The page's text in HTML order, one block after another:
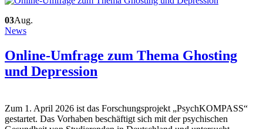
03Aug.
News
Online-Umfrage zum Thema Ghosting
und Depression
Zum 1. April 2026 ist das Forschungsprojekt „PsychKOMPASS“
gestartet. Das Vorhaben beschäftigt sich mit der psychischen